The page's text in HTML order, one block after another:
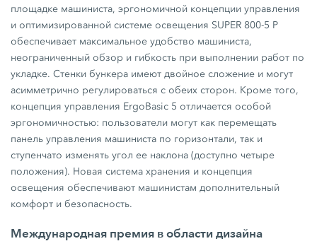
площадке машиниста, эргономичной концепции управления
и оптимизированной системе освещения SUPER 800-5 P
обеспечивает максимальное удобство машиниста,
неограниченный обзор и гибкость при выполнении работ по
укладке. Стенки бункера имеют двойное сложение и могут
асимметрично регулироваться с обеих сторон. Кроме того,
концепция управления ErgoBasic 5 отличается особой
эргономичностью: пользователи могут как перемещать
панель управления машиниста по горизонтали, так и
ступенчато изменять угол ее наклона (доступно четыре
положения). Новая система хранения и концепция
освещения обеспечивают машинистам дополнительный
комфорт и безопасность.
Международная премия в области дизайна